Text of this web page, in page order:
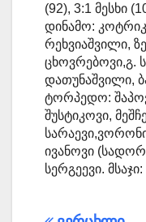
(92), 3:1 მესხი
დინამო:
რეხვიაშვილი,
ცხოვრებოვი,გ.
დათუნაშვილი,
ტორპედო:
შუსტიკოვი,
ივანოვი
სერგეევი.